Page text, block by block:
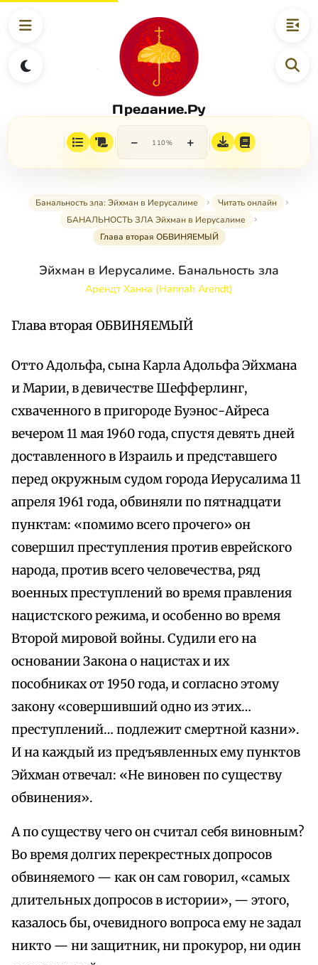
Предание.Ру
− 110% +
Банальность зла: Эйхман в Иерусалиме
Читать онлайн
БАНАЛЬНОСТЬ ЗЛА Эйхман в Иерусалиме
Глава вторая ОБВИНЯЕМЫЙ
Эйхман в Иерусалиме. Банальность зла
Арендт Ханна (Hannah Arendt)
Глава вторая ОБВИНЯЕМЫЙ
Отто Адольфа, сына Карла Адольфа Эйхмана
и Марии, в девичестве Шефферлинг,
схваченного в пригороде Буэнос-Айреса
вечером 11 мая 1960 года, спустя девять дней
доставленного в Израиль и представшего
перед окружным судом города Иерусалима 11
апреля 1961 года, обвиняли по пятнадцати
пунктам: «помимо всего прочего» он
совершил преступления против еврейского
народа, против всего человечества, ряд
военных преступлений во время правления
нацистского режима, и особенно во время
Второй мировой войны. Судили его на
основании Закона о нацистах и их
пособниках от 1950 года, и согласно этому
закону «совершивший одно из этих…
преступлений… подлежит смертной казни».
И на каждый из предъявленных ему пунктов
Эйхман отвечал: «Не виновен по существу
обвинения».
А по существу чего он считал себя виновным?
Во время долгих перекрестных допросов
обвиняемого — как он сам говорил, «самых
длительных допросов в истории», — этого,
казалось бы, очевидного вопроса ему не задал
никто — ни защитник, ни прокурор, ни один